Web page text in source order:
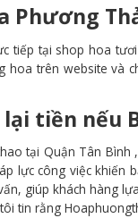
tiếp tại shop hoa
hoa trên website và
lại tiền nếu
tại Quận Tân
lực công việc
giúp khách hàng
tin rằng